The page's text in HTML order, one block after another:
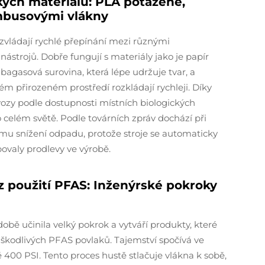
vlákny
rychlé přepínání mezi různými
Dobře fungují s materiály jako je papír
surovina, která lépe udržuje tvar, a
přirozeném prostředí rozkládají rychleji. Díky
podle dostupnosti místních biologických
světě. Podle továrních zpráv dochází při
snížení odpadu, protože stroje se automaticky
prodlevy ve výrobě.
PFAS: Inženýrské pokroky
učinila velký pokrok a vytváří produkty, které
PFAS povlaků. Tajemství spočívá ve
PSI. Tento proces hustě stlačuje vlákna k sobě,